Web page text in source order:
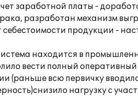
заработной платы -
разработан механизм
себестоимости продукции -
находится в
вести полный
(раньше всю первичку
нагрузку с